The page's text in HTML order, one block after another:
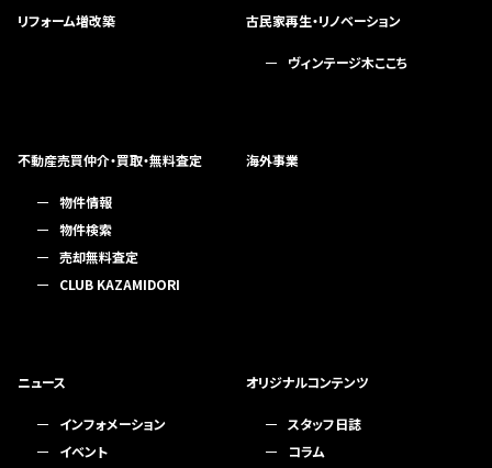
リフォーム増改築 古民家再生・リノベーション
ヴィンテージ木ここち
不動産売買仲介・買取・無料査定
物件情報
物件検索
売却無料査定
CLUB KAZAMIDORI
海外事業
ニュース
インフォメーション
イベント
オリジナルコンテンツ
スタッフ日誌
コラム